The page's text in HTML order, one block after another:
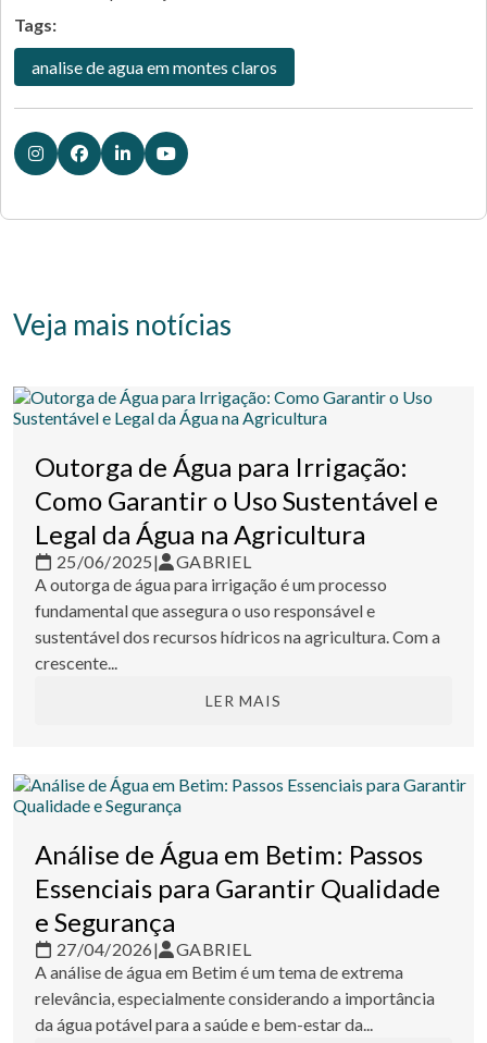
Tags:
analise de agua em montes claros
Veja mais notícias
Outorga de Água para Irrigação:
Como Garantir o Uso Sustentável e
Legal da Água na Agricultura
25/06/2025|
GABRIEL
A outorga de água para irrigação é um processo
fundamental que assegura o uso responsável e
sustentável dos recursos hídricos na agricultura. Com a
crescente...
LER MAIS
Análise de Água em Betim: Passos
Essenciais para Garantir Qualidade
e Segurança
27/04/2026|
GABRIEL
A análise de água em Betim é um tema de extrema
relevância, especialmente considerando a importância
da água potável para a saúde e bem-estar da...